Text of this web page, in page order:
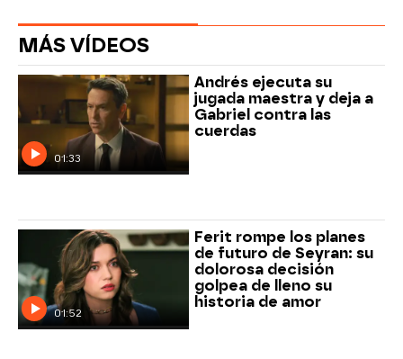
MÁS VÍDEOS
01:33
Andrés ejecuta su
jugada maestra y deja a
Gabriel contra las
cuerdas
01:52
Ferit rompe los planes
de futuro de Seyran: su
dolorosa decisión
golpea de lleno su
historia de amor